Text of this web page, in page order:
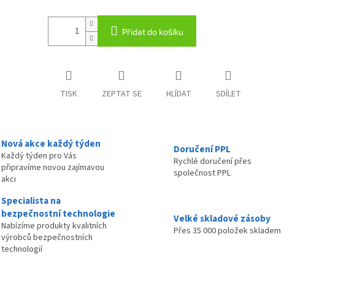
Přidat do košíku
TISK ZEPTAT SE HLÍDAT SDÍLET
Nová akce každý týden
Každý týden pro Vás
připravíme novou zajímavou
akci
Doručení PPL
Rychlé doručení přes
společnost PPL
Specialista na
bezpečnostní technologie
Nabízíme produkty kvalitních
výrobců bezpečnostních
technologií
Velké skladové zásoby
Přes 35 000 položek skladem